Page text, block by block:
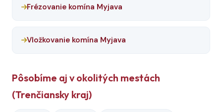
Frézovanie komína Myjava
Vložkovanie komína Myjava
Pôsobíme aj v okolitých mestách
(Trenčiansky kraj)